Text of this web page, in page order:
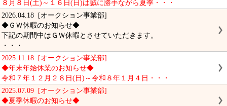
８月８日(土)～１６日(日)は誠に勝手ながら夏季・・・
2026.04.18 [オークション事業部]
◆ＧＷ休暇のお知らせ◆
下記の期間中はＧＷ休暇とさせていただきます。
・・・
2025.11.18 [オークション事業部]
◆年末年始休業のお知らせ◆
令和７年１２月２８日(日)～令和８年１月４日・・・
2025.07.09 [オークション事業部]
◆夏季休暇のお知らせ◆